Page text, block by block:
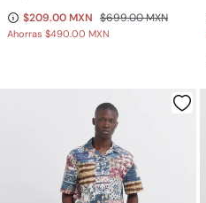
$209.00 MXN $699.00 MXN
Ahorras $490.00 MXN